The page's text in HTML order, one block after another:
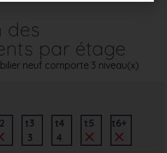
des
par étage
neuf comporte 3 niveau(x)
t3
3
t4
4
t5 t6+